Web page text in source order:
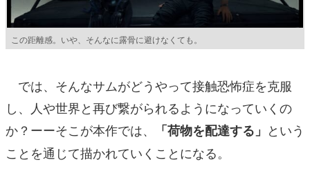
この距離感。いや、そんなに露骨に避けなくても。
では、そんなサムがどうやって接触恐怖症を克服
し、人や世界と再び繋がられるようになっていくの
か？ーーそこが本作では、
「荷物を配達する」 という
ことを通じて描かれていくことになる。